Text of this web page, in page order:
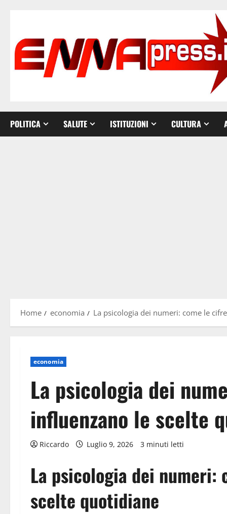
POLITICA SALUTE ISTITUZIONI CULTURA
Home economia La psicologia dei numeri: come le
economia
La psicologia dei
influenzano le scelte
Riccardo Luglio 9, 2026 3 minuti letti
La psicologia dei
scelte quotidiane